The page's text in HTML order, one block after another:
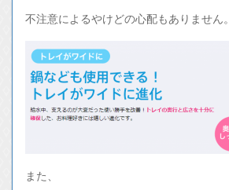
不注意によるやけどの心配もありません。
また、